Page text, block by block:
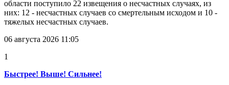
области поступило 22 извещения о несчастных случаях, из
них: 12 - несчастных случаев со смертельным исходом и 10 -
тяжелых несчастных случаев.
06 августа 2026 11:05
1
Быстрее! Выше! Сильнее!